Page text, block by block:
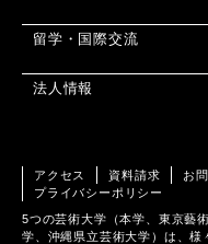
留学・国際交流
法人情報
アクセス 資料請求 お
プライバシーポリシー
5つの芸術大学（本学、東京藝
学、沖縄県立芸術大学）は、様